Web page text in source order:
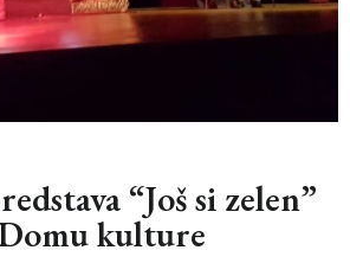
“Još si zelen”
kulture